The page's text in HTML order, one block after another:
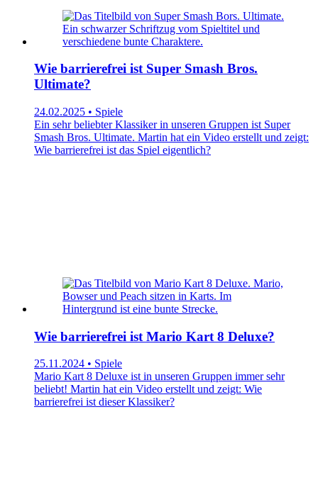
Wie barrierefrei ist Super Smash Bros.
Ultimate?
24.02.2025 • Spiele
Ein sehr beliebter Klassiker in unseren Gruppen ist Super
Smash Bros. Ultimate. Martin hat ein Video erstellt und zeigt:
Wie barrierefrei ist das Spiel eigentlich?
Wie barrierefrei ist Mario Kart 8 Deluxe?
25.11.2024 • Spiele
Mario Kart 8 Deluxe ist in unseren Gruppen immer sehr
beliebt! Martin hat ein Video erstellt und zeigt: Wie
barrierefrei ist dieser Klassiker?